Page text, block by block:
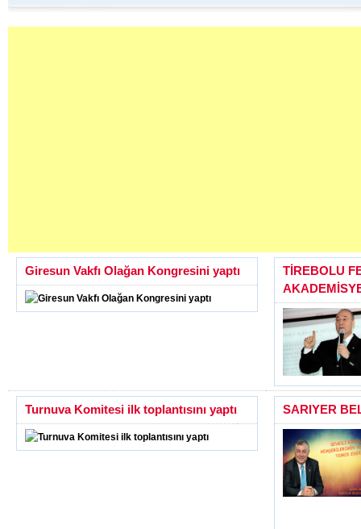
Giresun Vakfı Olağan Kongresini yaptı
TİREBOLU
Turnuva Komitesi ilk toplantısını yaptı SARIYER